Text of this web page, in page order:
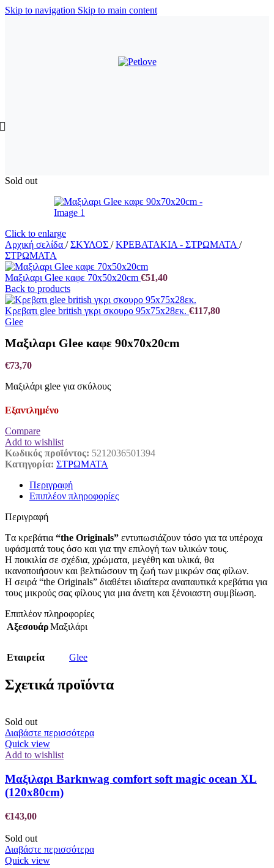
Skip to navigation Skip to main content
Sold out
Click to enlarge
Αρχική σελίδα / ΣΚΥΛΟΣ / ΚΡΕΒΑΤΑΚΙΑ - ΣΤΡΩΜΑΤΑ /
ΣΤΡΩΜΑΤΑ
Μαξιλαρι Glee καφε 70x50x20cm €51,40
Back to products
Κρεβατι glee british γκρι σκουρο 95x75x28εκ. €117,80
Glee
Μαξιλαρι Glee καφε 90x70x20cm
€73,70
Μαξιλάρι glee για σκύλους
Εξαντλημένο
Compare
Add to wishlist
Κωδικός προϊόντος: 5212036501394
Κατηγορία: ΣΤΡΩΜΑΤΑ
Περιγραφή
Επιπλέον πληροφορίες
Περιγραφή
Tα κρεβάτια “the Originals” εντυπωσιάζουν τόσο για τα υπέροχα
υφάσματά τους όσο και για την επιλογή των υλικών τους.
Η ποικιλία σε σχέδια, χρώματα, μεγέθη και υλικά, θα
ικανοποιήσουν και βελτιώσουν τη ζωή των μικρών σας φίλων.
Η σειρά “the Originals” διαθέτει ιδιαίτερα αναπαυτικά κρεβάτια για
τους μικρούς σας φίλους για μια άνετη και ξένοιαστη συμβίωση.
Επιπλέον πληροφορίες
ΑξεσουάρΜαξιλάρι
Εταιρεία Glee
Σχετικά προϊόντα
Sold out
Διαβάστε περισσότερα
Quick view
Add to wishlist
Μαξιλαρι Barknwag comfort soft magic ocean XL
(120x80cm)
€143,00
Sold out
Διαβάστε περισσότερα
Quick view